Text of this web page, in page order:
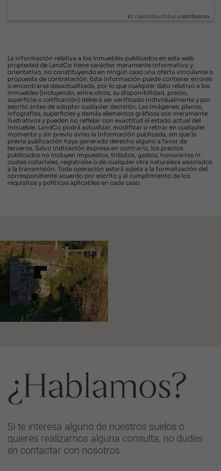
© OpenStreetMap contributors.
La información relativa a los inmuebles publicados en esta web
propiedad de LandCo tiene carácter meramente informativo y
orientativo, no constituyendo en ningún caso una oferta vinculante o
propuesta de contratación. Esta información puede contener errores
o encontrarse desactualizada, por lo que cualquier dato relativo a los
inmuebles (incluyendo, entre otros, su disponibilidad, precio,
superficie o calificación) deberá ser verificado individualmente y por
escrito antes de adoptar cualquier decisión. Las imágenes, planos,
infografías, superficies y demás elementos gráficos son meramente
ilustrativos y pueden no reflejar con exactitud el estado actual del
inmueble. LandCo podrá actualizar, modificar o retirar en cualquier
momento y sin previo aviso la información publicada, sin que la
previa publicación haya generado derecho alguno a favor de
terceros. Salvo indicación expresa en contrario, los precios
publicados no incluyen impuestos, tributos, gastos, honorarios ni
costes notariales, registrales o de cualquier otra naturaleza asociados
a la transmisión. Toda operación estará sujeta a la formalización del
correspondiente acuerdo por escrito y al cumplimiento de los
requisitos y políticas aplicables en cada caso.
¿Hablamos?
Si te interesa alguno de nuestros suelos o
quieres realizarnos alguna consulta, no dudes
en contactar con nosotros.